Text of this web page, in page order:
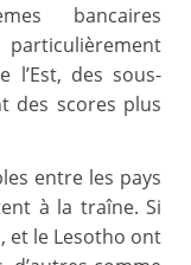
bancaires
l’Est, des sous-
des scores plus
entre les pays
à la traîne. Si
et le Lesotho ont